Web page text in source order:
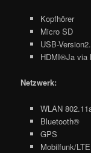
Kopfhörer
Micro SD
USB-
HDMI®Ja via
Netzwerk:
WLAN
Bluetooth®
GPS
Mobilfunk/